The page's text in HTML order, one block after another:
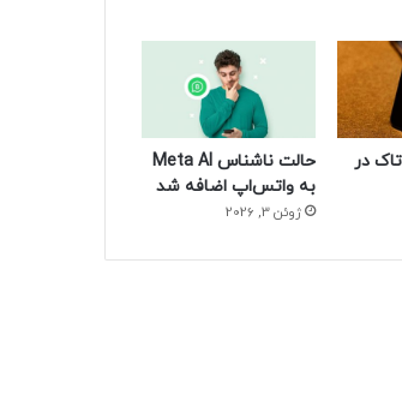
در
حالت ناشناس Meta AI
به واتس‌اپ اضافه شد
ژوئن 3, 2026